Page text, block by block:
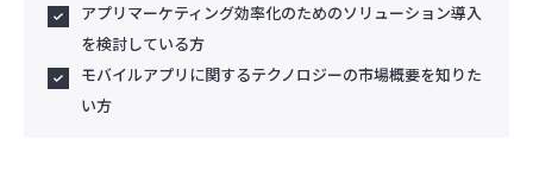
アプリマーケティング効率化のためのソリューション導入
を検討している方
モバイルアプリに関するテクノロジーの市場概要を知りた
い方